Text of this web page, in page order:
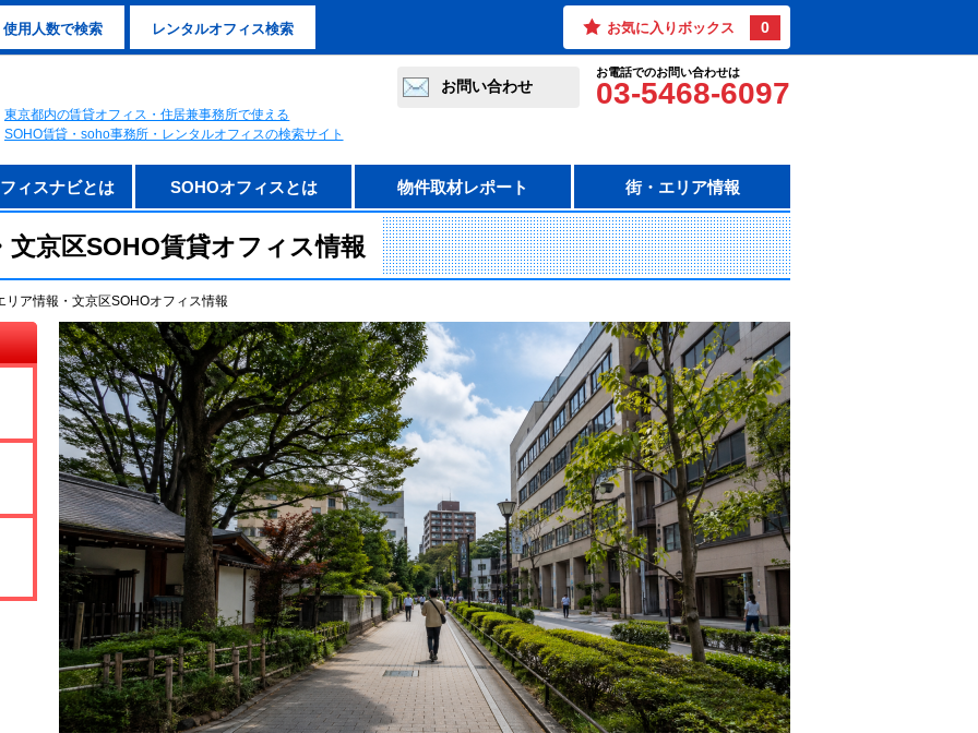
使用人数で検索 レンタルオフィス検索 お気に入りボックス 0
東京都内の賃貸オフィス・住居兼事務所で使える
SOHO賃貸・soho事務所・レンタルオフィスの検索サイト
お電話でのお問い合わせは
03-5468-6097
お問い合わせ
ィスナビとは SOHOオフィスとは 物件取材レポート 街・エリア情報
文京区SOHO賃貸オフィス情報
リア情報・文京区SOHOオフィス情報